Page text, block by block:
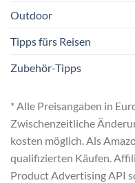
Outdoor
Tipps fürs Reisen
Zubehör-Tipps
* Alle Preisangaben in
Zwischenzeitliche
kosten möglich. Als
qualifizierten Käufen.
Product Advertising API